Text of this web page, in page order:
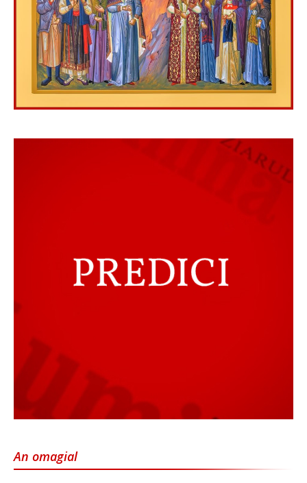
An omagial